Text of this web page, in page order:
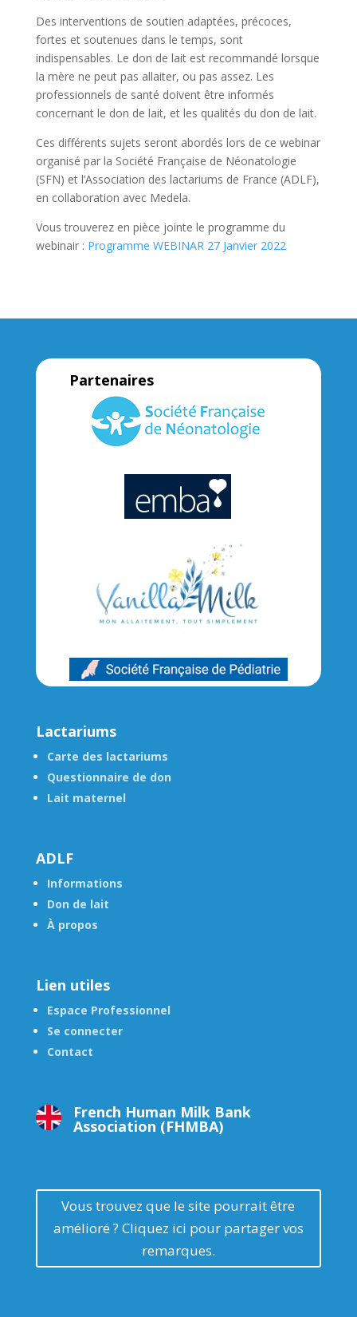
Des interventions de soutien adaptées, précoces,
fortes et soutenues dans le temps, sont
indispensables. Le don de lait est recommandé lorsque
la mère ne peut pas allaiter, ou pas assez. Les
professionnels de santé doivent être informés
concernant le don de lait, et les qualités du don de lait.
Ces différents sujets seront abordés lors de ce webinar
organisé par la Société Française de Néonatologie
(SFN) et l’Association des lactariums de France (ADLF),
en collaboration avec Medela.
Vous trouverez en pièce jointe le programme du
webinair : Programme WEBINAR 27 Janvier 2022
Partenaires
Lactariums
Carte des lactariums
Questionnaire de don
Lait maternel
ADLF
Informations
Don de lait
À propos
Lien utiles
Espace Professionnel
Se connecter
Contact
French Human Milk Bank
Association (FHMBA)
Vous trouvez que le site pourrait être
amélioré ? Cliquez ici pour partager vos
remarques.